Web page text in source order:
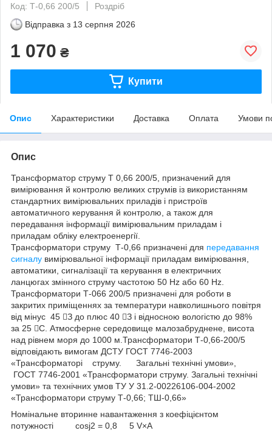
Код: Т-0,66 200/5
Роздріб
Відправка з 13 серпня 2026
1 070 ₴
Купити
Опис Характеристики Доставка Оплата Умови
Опис
Трансформатор струму Т 0,66 200/5, призначений для
вимірювання й контролю великих струмів із використанням
стандартних вимірювальних приладів і пристроїв
автоматичного керування й контролю, а також для
передавання інформації вимірювальним приладам і
приладам обліку електроенергії.
Трансформатори струму Т-0,66 призначені для передавання
сигналу вимірювальної інформації приладам вимірювання,
автоматики, сигналізації та керування в електричних
ланцюгах змінного струму частотою 50 Hz або 60 Hz.
Трансформатори Т-066 200/5 призначені для роботи в
закритих приміщеннях за температури навколишнього повітря
від мінус 45 З до плюс 40 З і відносною вологістю до 98%
за 25 С. Атмосферне середовище малозабруднене, висота
над рівнем моря до 1000 м.Трансформатори Т-0,66-200/5
відповідають вимогам ДСТУ ГОСТ 7746-2003
«Трансформаторі струму. Загальні технічні умови»,
ГОСТ 7746-2001 «Трансформатори струму. Загальні технічні
умови» та технічних умов ТУ У 31.2-00226106-004-2002
«Трансформатори струму Т-0,66; ТШ-0,66»
Номінальне вторинне навантаження з коефіцієнтом
потужності соsj2 = 0,8 5 V×А